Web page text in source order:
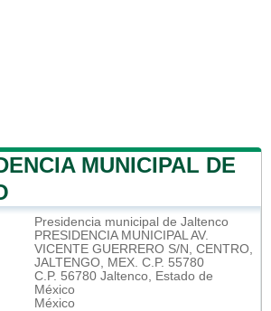
MUNICIPAL DE
Presidencia municipal de Jaltenco
PRESIDENCIA MUNICIPAL AV.
VICENTE GUERRERO S/N, CENTRO,
JALTENGO, MEX. C.P. 55780
C.P. 56780 Jaltenco, Estado de
México
México